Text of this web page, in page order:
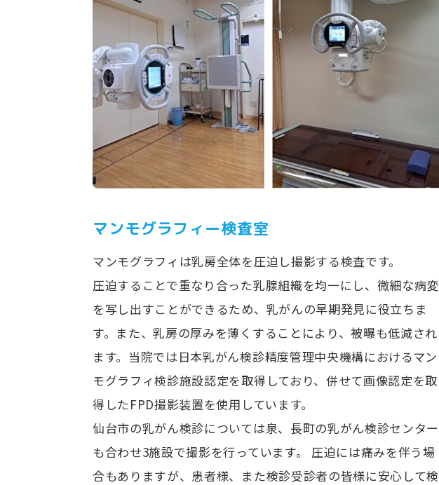
マンモグラフィー検査室
マンモグラフィは乳房全体を圧迫し撮影する検査です。
圧迫することで重なり合った乳腺組織を均一にし、微細な病変
を写し出すことができるため、乳がんの早期発見に役立ちま
す。また、乳房の厚みを薄くすることにより、被曝も低減され
ます。当院では日本乳がん検診精度管理中央機構におけるマン
モグラフィ検診施設認定を取得しており、併せて画像認定を取
得したFPD撮影装置を使用しています。
仙台市の乳がん検診については泉、長町の乳がん検診センター
も合わせ3施設で撮影を行っています。 圧迫には痛みを伴う場
合もありますが、患者様、また検診受診者の皆様に安心して検